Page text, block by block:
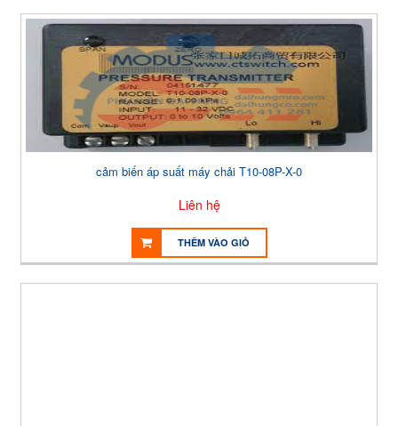
cảm biến áp suất máy chải T10-08P-X-0
Liên hệ
THÊM VÀO GIỎ